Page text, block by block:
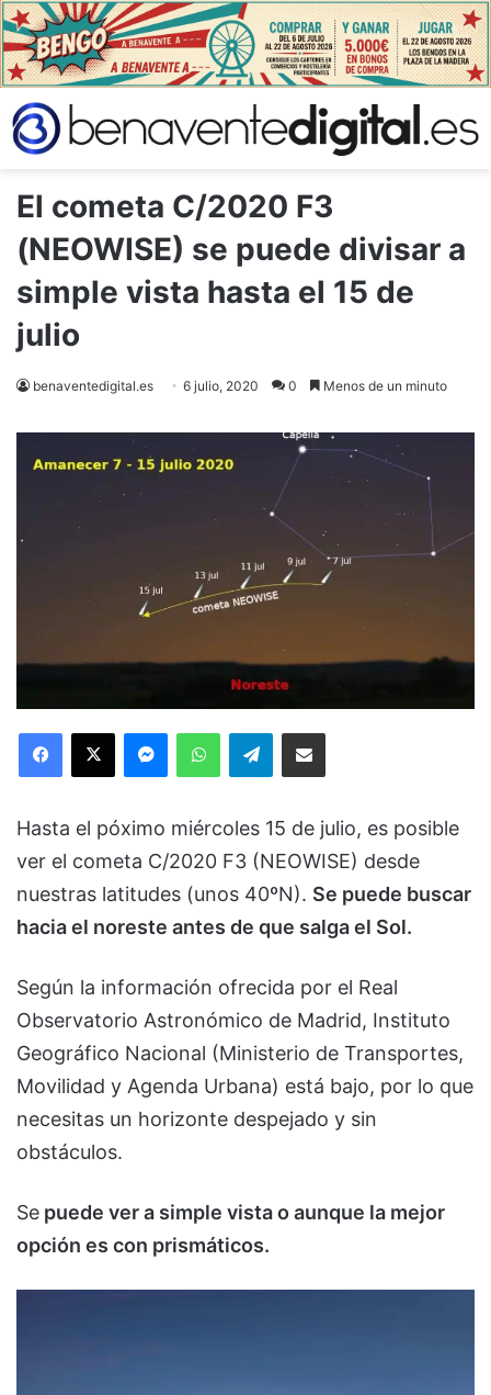
El cometa C/2020 F3
(NEOWISE) se puede divisar a
simple vista hasta el 15 de
julio
benaventedigital.es 6 julio, 2020 0 Menos de un minuto
Facebook
X MessengerWhatsAppTelegramCompartir via Email
Hasta el póximo miércoles 15 de julio, es posible
ver el cometa C/2020 F3 (NEOWISE) desde
nuestras latitudes (unos 40ºN). Se puede buscar
hacia el noreste antes de que salga el Sol.
Según la información ofrecida por el Real
Observatorio Astronómico de Madrid, Instituto
Geográfico Nacional (Ministerio de Transportes,
Movilidad y Agenda Urbana) está bajo, por lo que
necesitas un horizonte despejado y sin
obstáculos.
Se puede ver a simple vista o aunque la mejor
opción es con prismáticos.